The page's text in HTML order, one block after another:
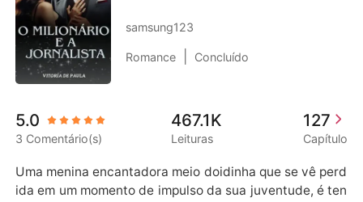
Histórico
Sair
Baixar App
Moderno
Lobisomem
Contos
Bilionários
samsung123
Romance Concluído
5.0
3 Comentário(s)
467.1K
Leituras
127
Capítulo
Uma menina encantadora meio doidinha que se vê perd
ida em um momento de impulso da sua juventude, é ten